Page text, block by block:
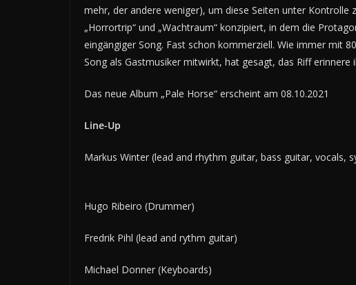
mehr, der andere weniger), um diese Seiten unter Kontrolle
„Horrortrip“ und „Wachtraum“ konzipiert, in dem die
eingängiger Song. Fast schon kommerziell. Wie immer mit
Song als Gastmusiker mitwirkt, hat gesagt, das Riff erinnere
Das neue Album „Pale Horse“ erscheint am 08.10.2021
Line-Up
Markus Winter (lead and rhythm guitar, bass guitar, vocals,
Hugo Ribeiro (Drummer)
Fredrik Pihl (lead and rythm guitar)
Michael Donner (Keyboards)